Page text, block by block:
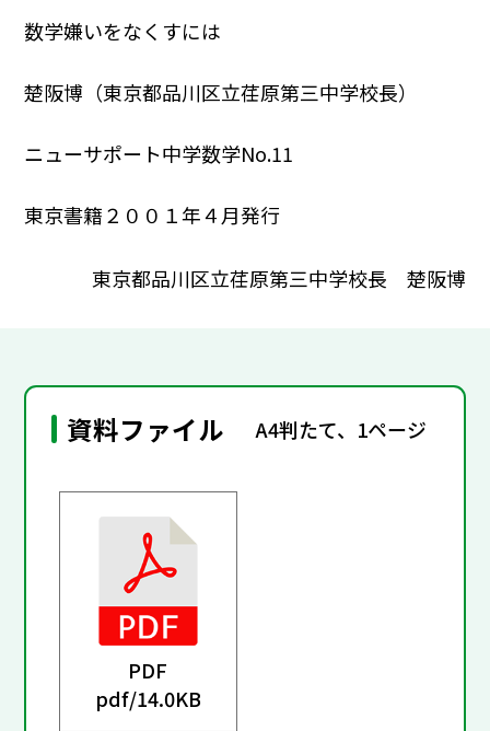
数学嫌いをなくすには
楚阪博（東京都品川区立荏原第三中学校長）
ニューサポート中学数学No.11
東京書籍２００１年４月発行
東京都品川区立荏原第三中学校長 楚阪博
資料ファイル A4判たて、1ページ
PDF
pdf/14.0KB